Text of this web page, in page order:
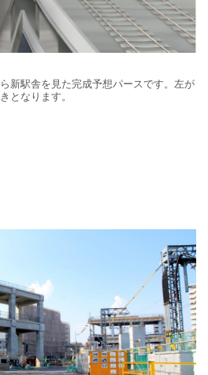
新駅舎を見た完成予想パースです。左が
となります。